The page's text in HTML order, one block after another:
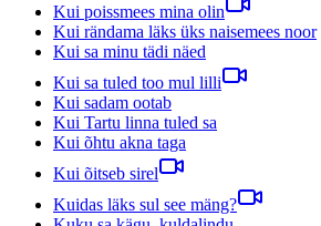
Kui poissmees mina olin
Kui rändama läks üks naisemees noor
Kui sa minu tädi näed
Kui sa tuled too mul lilli
Kui sadam ootab
Kui Tartu linna tuled sa
Kui õhtu akna taga
Kui õitseb sirel
Kuidas läks sul see mäng?